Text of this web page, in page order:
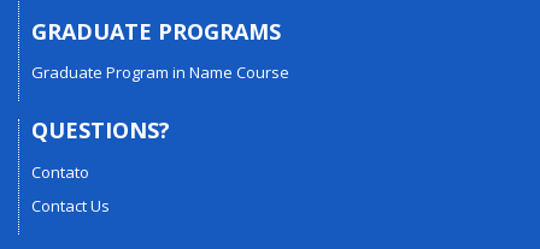
GRADUATE PROGRAMS
Graduate Program in Name Course
QUESTIONS?
Contato
Contact Us